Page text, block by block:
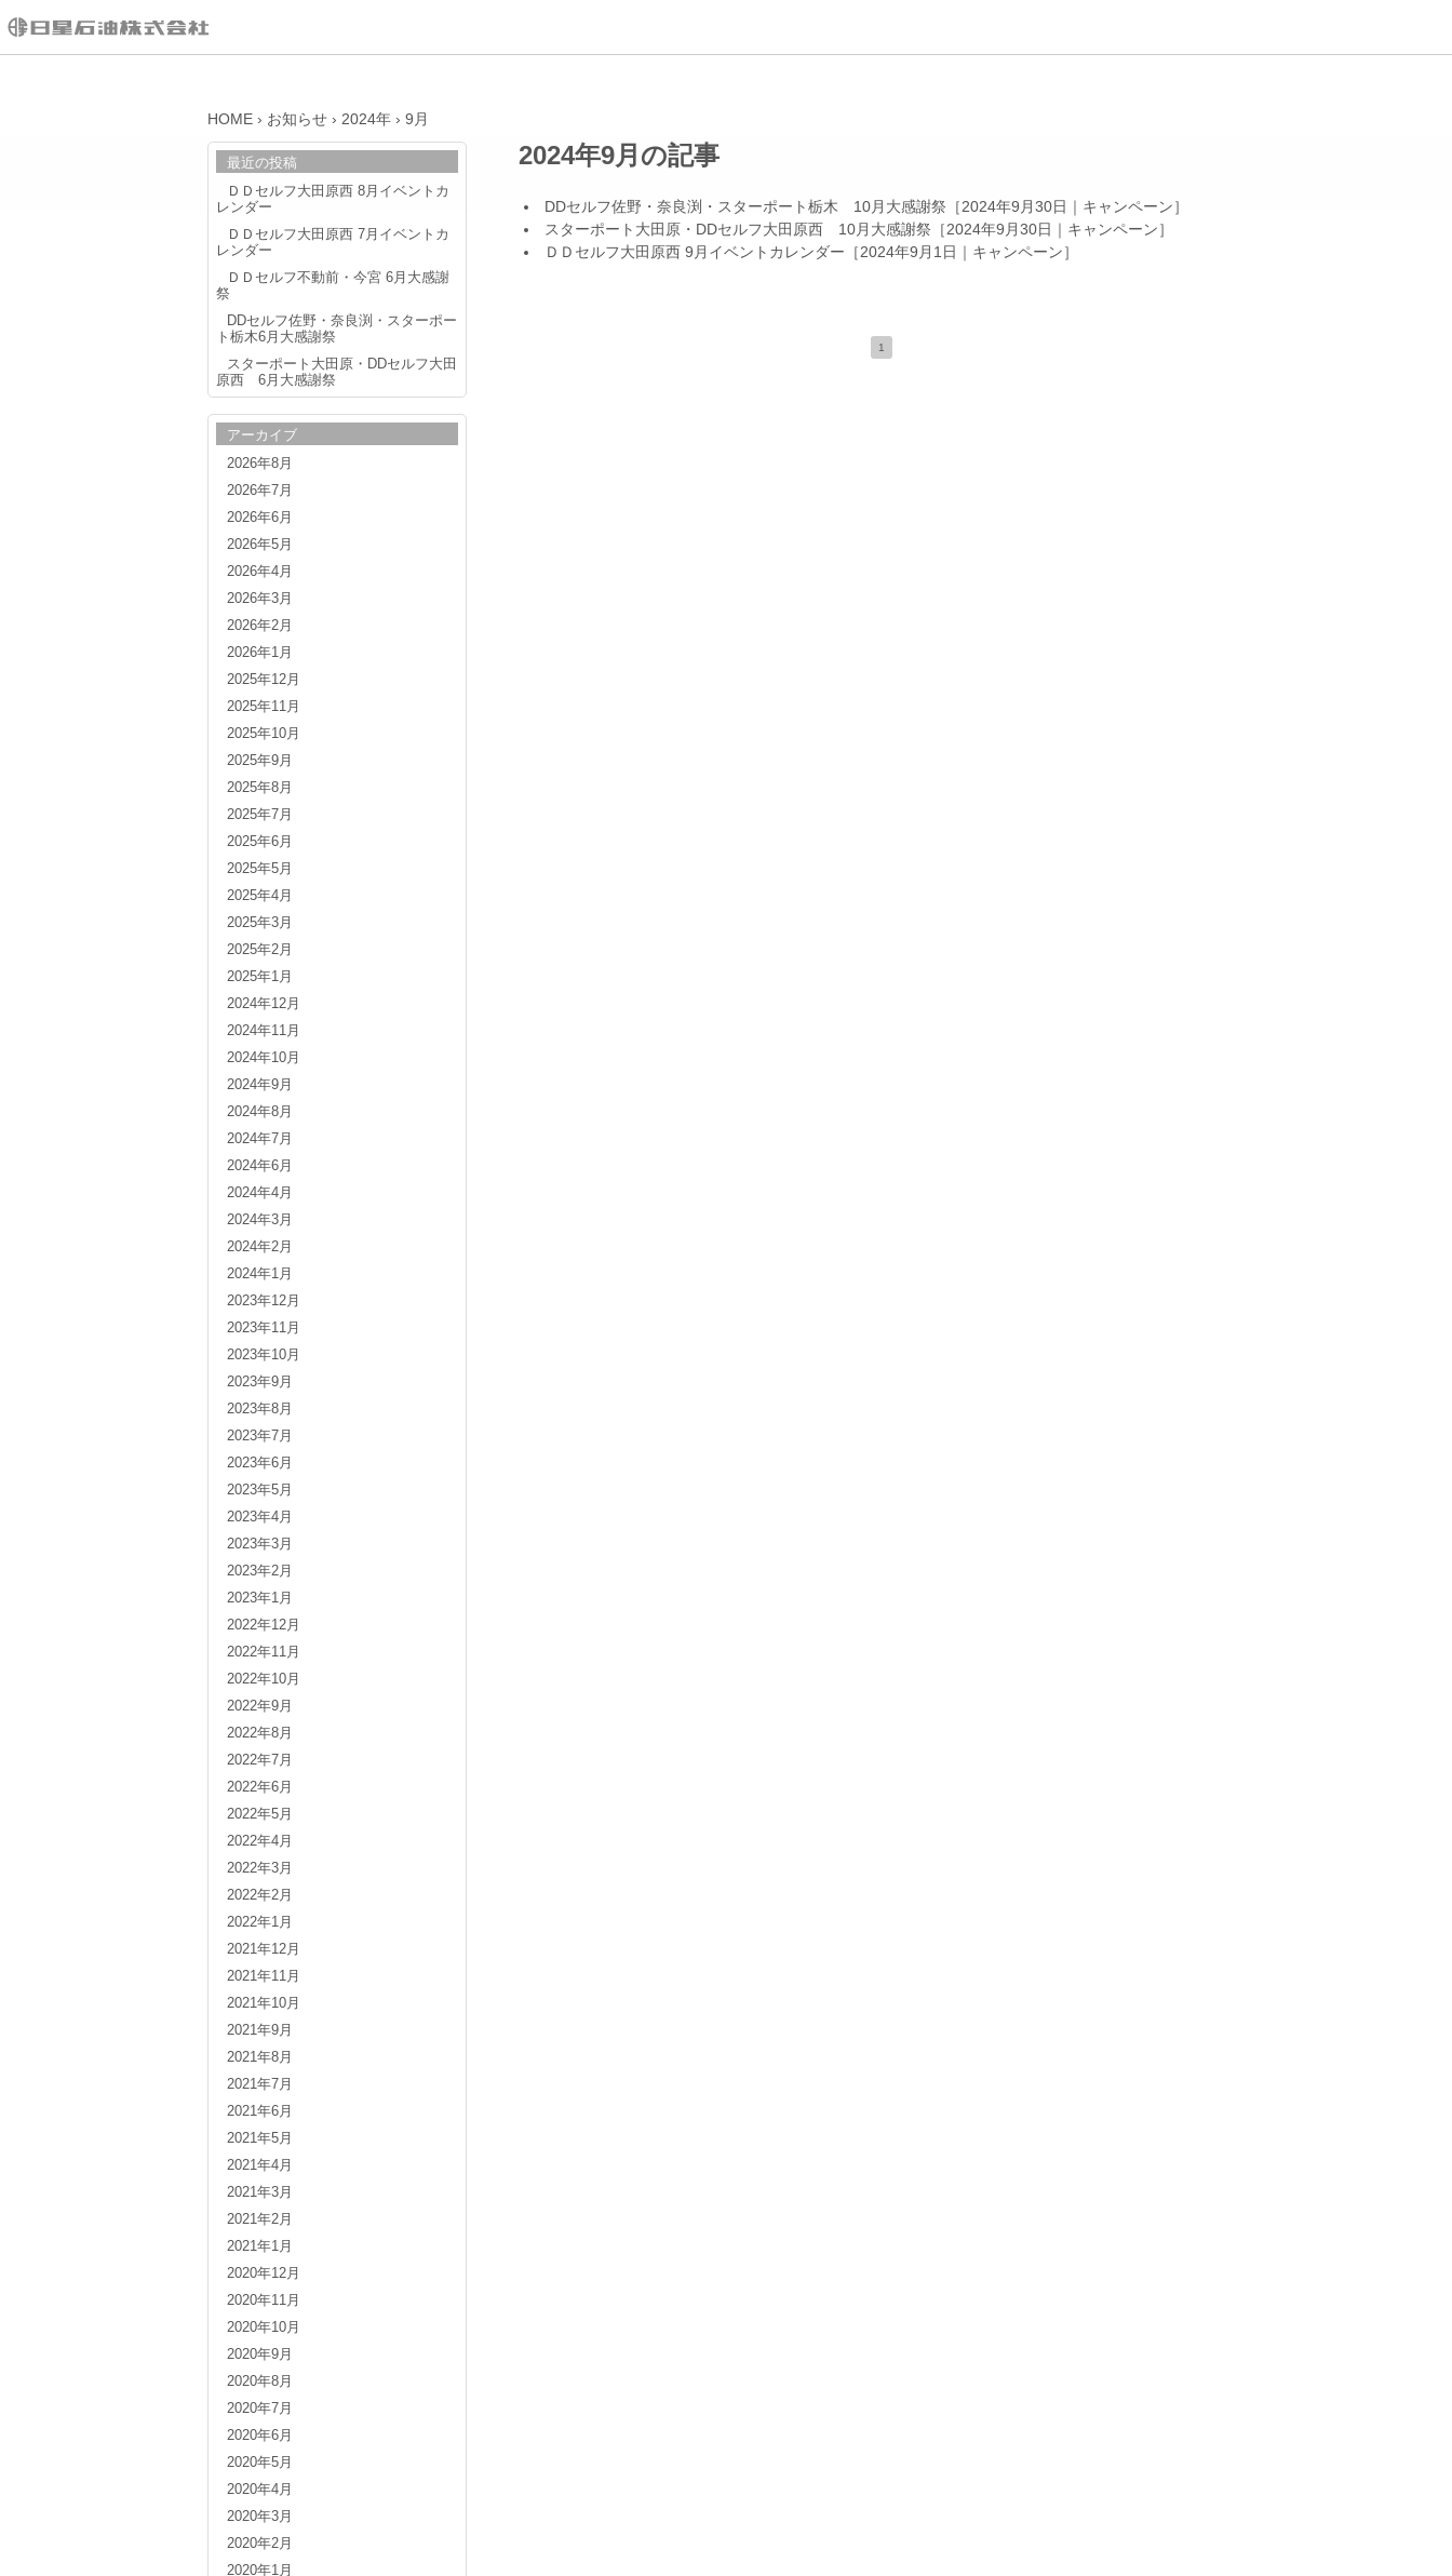
HOME › お知らせ › 2024年 › 9月
2024年9月の記事
DDセルフ佐野・奈良渕・スターポート栃木 10月大感謝祭 ［2024年9月30日｜ キャンペーン］
スターポート大田原・DDセルフ大田原西 10月大感謝祭 ［2024年9月30日｜ キャンペーン］
ＤＤセルフ大田原西 9月イベントカレンダー ［2024年9月1日｜ キャンペーン］
1
最近の投稿
ＤＤセルフ大田原西 8月イベントカ
レンダー
ＤＤセルフ大田原西 7月イベントカ
レンダー
ＤＤセルフ不動前・今宮 6月大感謝
祭
DDセルフ佐野・奈良渕・スターポー
ト栃木6月大感謝祭
スターポート大田原・DDセルフ大田
原西 6月大感謝祭
アーカイブ
2026年8月
2026年7月
2026年6月
2026年5月
2026年4月
2026年3月
2026年2月
2026年1月
2025年12月
2025年11月
2025年10月
2025年9月
2025年8月
2025年7月
2025年6月
2025年5月
2025年4月
2025年3月
2025年2月
2025年1月
2024年12月
2024年11月
2024年10月
2024年9月
2024年8月
2024年7月
2024年6月
2024年4月
2024年3月
2024年2月
2024年1月
2023年12月
2023年11月
2023年10月
2023年9月
2023年8月
2023年7月
2023年6月
2023年5月
2023年4月
2023年3月
2023年2月
2023年1月
2022年12月
2022年11月
2022年10月
2022年9月
2022年8月
2022年7月
2022年6月
2022年5月
2022年4月
2022年3月
2022年2月
2022年1月
2021年12月
2021年11月
2021年10月
2021年9月
2021年8月
2021年7月
2021年6月
2021年5月
2021年4月
2021年3月
2021年2月
2021年1月
2020年12月
2020年11月
2020年10月
2020年9月
2020年8月
2020年7月
2020年6月
2020年5月
2020年4月
2020年3月
2020年2月
2020年1月